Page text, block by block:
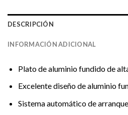
DESCRIPCIÓN
INFORMACIÓN ADICIONAL
Plato de aluminio fundido de
Excelente diseño de aluminio
Sistema automático de